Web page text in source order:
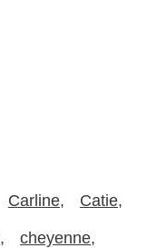
Carline Catie
cheyenne